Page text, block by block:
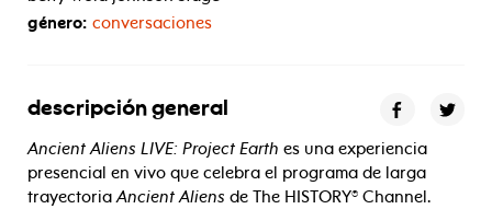
género: conversaciones
descripción general
Ancient Aliens LIVE: Project Earth es una experiencia
presencial en vivo que celebra el programa de larga
trayectoriaAncient Aliens de The HISTORY® Channel.